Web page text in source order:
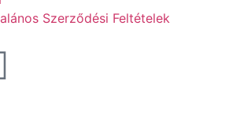
Szerződési Feltételek